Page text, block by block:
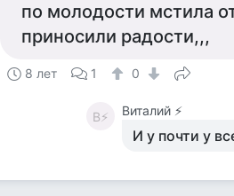
по молодости мстила
приносили радости,,,
8 лет 1 0
В⚡ Виталий ⚡️
И у почти у